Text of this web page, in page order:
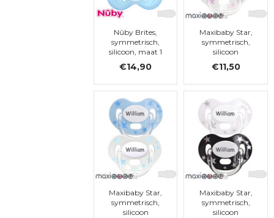
Nûby Brites,
symmetrisch,
silicoon, maat 1
€14,90
Maxibaby Star,
symmetrisch,
silicoon
€11,50
Maxibaby Star,
symmetrisch,
silicoon
Maxibaby Star,
symmetrisch,
silicoon